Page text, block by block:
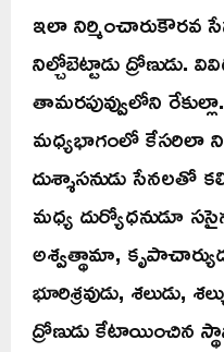
ఇలా నిర్మించారుకౌరవ
నిల్చోబెట్టాడు ద్రోణుడు.
తామరపువ్వులోని
మధ్యభాగంలో కేసరిలా
దుశ్శాసనుడు సేనలతో
మధ్య దుర్యోధనుడూ
అశ్వత్థామా,
భూరిశ్రవుడు, శలుడు,
ద్రోణుడు కేటాయించిన